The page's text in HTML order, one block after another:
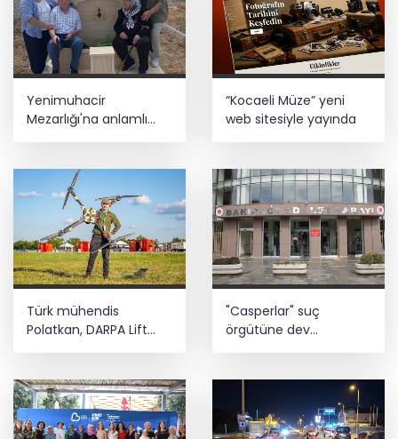
Yenimuhacir
Mezarlığı'na anlamlı
hayrat çeşmesi
“Kocaeli Müze” yeni
web sitesiyle yayında
Türk mühendis
Polatkan, DARPA Lift
"Casperlar" suç
örgütüne dev